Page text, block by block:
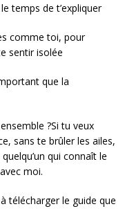
temps de t’expliquer
comme toi, pour
sentir isolée
que la
?Si tu veux
sans te brûler les ailes,
qui connaît le
moi.
télécharger le guide que